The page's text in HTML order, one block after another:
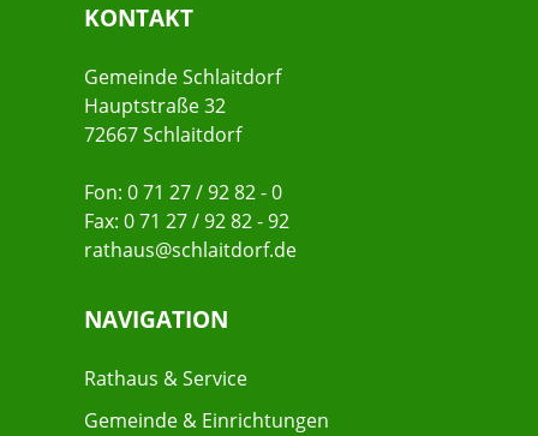
KONTAKT
Gemeinde Schlaitdorf
Hauptstraße 32
72667 Schlaitdorf
Fon: 0 71 27 / 92 82 - 0
Fax: 0 71 27 / 92 82 - 92
rathaus@schlaitdorf.de
NAVIGATION
Rathaus & Service
Gemeinde & Einrichtungen